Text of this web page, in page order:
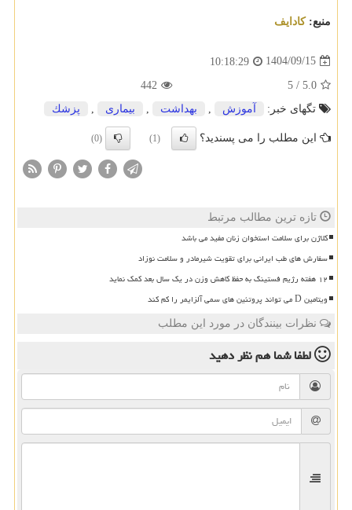
منبع:كادایف
1404/09/15
10:18:29
5.0
/
5
442
تگهای خبر:
آموزش بهداشت بیماری پزشك
این مطلب را می پسندید؟ (1)
(0)
تازه ترین مطالب مرتبط
کلاژن برای سلامت استخوان زنان مفید می باشد
سفارش های طب ایرانی برای تقویت شیرمادر و سلامت نوزاد
۱۲ هفته رژیم فستینگ به حفظ کاهش وزن در یک سال بعد کمک نماید
ویتامین D می تواند پروتئین های سمی آلزایمر را کم کند
نظرات بینندگان در مورد این مطلب
لطفا شما همنظر دهید